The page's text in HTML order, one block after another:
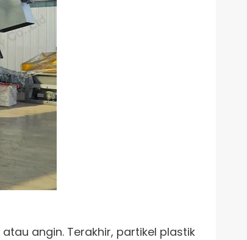
angin. Terakhir, partikel plastik